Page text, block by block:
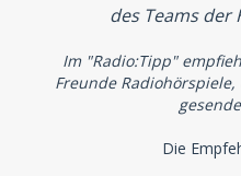
des Teams der
Im "Radio:Tipp"
Freunde
Die